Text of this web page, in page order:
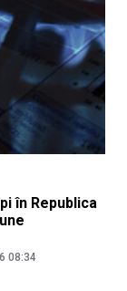
în Republica
08:34